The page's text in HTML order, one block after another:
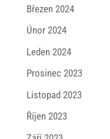
Březen 2024
Únor 2024
Leden 2024
Prosinec 2023
Listopad 2023
Říjen 2023